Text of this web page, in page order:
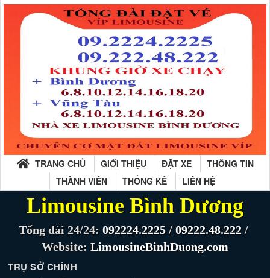
TRANG CHỦ GIỚI THIỆU ĐẶT XE
THÔNG TIN
THÀNH VIÊN
THỐNG KÊ LIÊN HỆ
Limousine Bình Dương
Tổng đài 24/24: 092224.2225 / 09222.48.222 /
Website: LimousineBinhDuong.com
TRỤ SỞ CHÍNH